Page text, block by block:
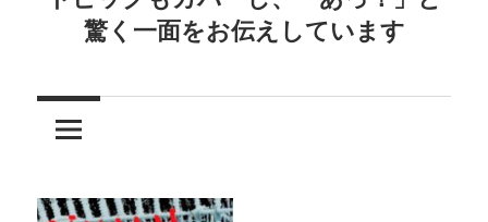
驚く一面をお伝えしています